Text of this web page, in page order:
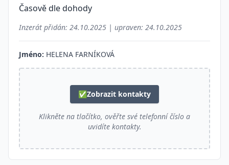
Časově dle dohody
Inzerát přidán: 24.10.2025 | upraven: 24.10.2025
Jméno: HELENA FARNÍKOVÁ
✅Zobrazit kontakty
Klikněte na tlačítko, ověřte své telefonní číslo a
uvidíte kontakty.